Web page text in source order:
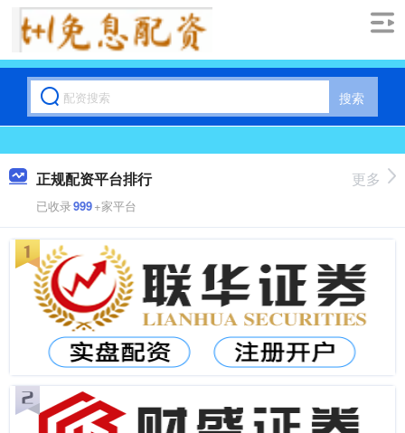
搜索
正规配资平台排行
已收录999+家平台
更多